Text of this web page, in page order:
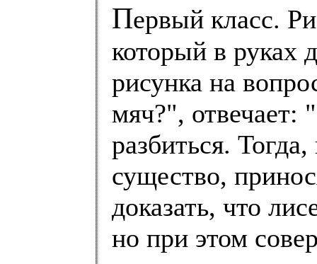
Первый класс.
который в руках
рисунка на
мяч?",
разбиться.
существо,
доказать, что
но при этом